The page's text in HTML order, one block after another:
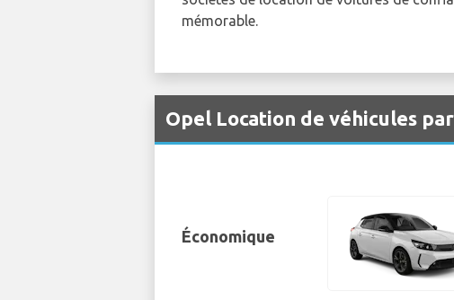
mémorable.
Opel Location de véhicules
Économique